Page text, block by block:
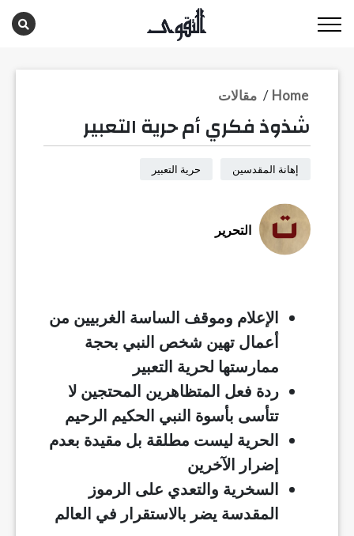
مقالات / Home
شذوذ فكري أم حرية التعبير
إهانة المقدسين حرية التعبير
التحرير
الإعلام وموقف الساسة الغربيين من
أعمال تهين شخص النبي بحجة
ممارستها لحرية التعبير
ردة فعل المتظاهرين المحتجين لا
تتأسى بأسوة النبي الحكيم الرحيم
الحرية ليست مطلقة بل مقيدة بعدم
إضرار الآخرين
السخرية والتعدي على الرموز
المقدسة يضر بالاستقرار في العالم